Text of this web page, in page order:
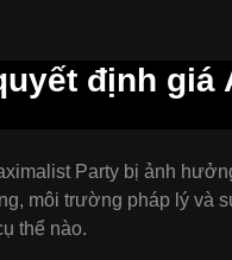
định
Party bị ảnh
môi trường pháp lý và
thể nào.